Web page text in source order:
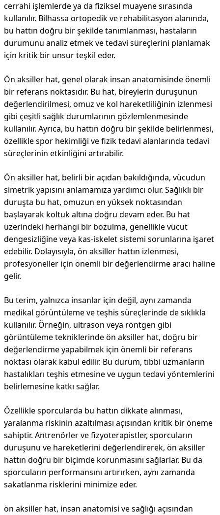
cerrahi işlemlerde ya da fiziksel muayene sırasında
kullanılır. Bilhassa ortopedik ve rehabilitasyon alanında,
bu hattın doğru bir şekilde tanımlanması, hastaların
durumunu analiz etmek ve tedavi süreçlerini planlamak
için kritik bir unsur teşkil eder.
Ön aksiller hat, genel olarak insan anatomisinde önemli
bir referans noktasıdır. Bu hat, bireylerin duruşunun
değerlendirilmesi, omuz ve kol hareketliliğinin izlenmesi
gibi çeşitli sağlık durumlarının gözlemlenmesinde
kullanılır. Ayrıca, bu hattın doğru bir şekilde belirlenmesi,
özellikle spor hekimliği ve fizik tedavi alanlarında tedavi
süreçlerinin etkinliğini artırabilir.
Ön aksiller hat, belirli bir açıdan bakıldığında, vücudun
simetrik yapısını anlamamıza yardımcı olur. Sağlıklı bir
duruşta bu hat, omuzun en yüksek noktasından
başlayarak koltuk altına doğru devam eder. Bu hat
üzerindeki herhangi bir bozulma, genellikle vücut
dengesizliğine veya kas-iskelet sistemi sorunlarına işaret
edebilir. Dolayısıyla, ön aksiller hattın izlenmesi,
profesyoneller için önemli bir değerlendirme aracı haline
gelir.
Bu terim, yalnızca insanlar için değil, aynı zamanda
medikal görüntüleme ve teşhis süreçlerinde de sıklıkla
kullanılır. Örneğin, ultrason veya röntgen gibi
görüntüleme tekniklerinde ön aksiller hat, doğru bir
değerlendirme yapabilmek için önemli bir referans
noktası olarak kabul edilir. Bu durum, tıbbi uzmanların
hastalıkları teşhis etmesine ve uygun tedavi yöntemlerini
belirlemesine katkı sağlar.
Özellikle sporcularda bu hattın dikkate alınması,
yaralanma riskinin azaltılması açısından kritik bir öneme
sahiptir. Antrenörler ve fizyoterapistler, sporcuların
duruşunu ve hareketlerini değerlendirerek, ön aksiller
hattın doğru bir biçimde korunmasını sağlarlar. Bu da
sporcuların performansını artırırken, aynı zamanda
sakatlanma risklerini minimize eder.
ön aksiller hat, insan anatomisi ve sağlığı açısından